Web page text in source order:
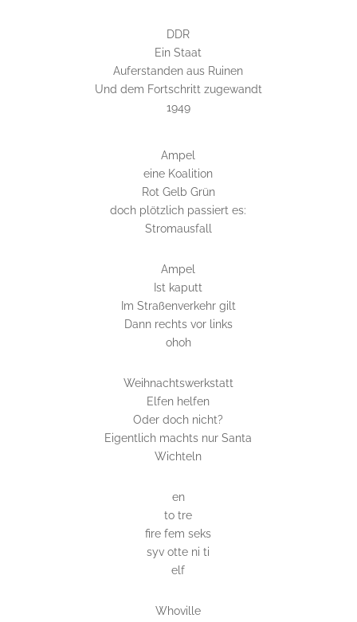
DDR
Ein Staat
Auferstanden aus Ruinen
Und dem Fortschritt zugewandt
1949
Ampel
eine Koalition
Rot Gelb Grün
doch plötzlich passiert es:
Stromausfall
Ampel
Ist kaputt
Im Straßenverkehr gilt
Dann rechts vor links
ohoh
Weihnachtswerkstatt
Elfen helfen
Oder doch nicht?
Eigentlich machts nur Santa
Wichteln
en
to tre
fire fem seks
syv otte ni ti
elf
Whoville